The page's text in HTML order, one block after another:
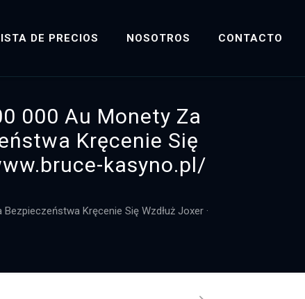
DE PRECIOS NOSOTROS CONTACTO
000 Au Monety Za
Kręcenie Się
kasyno.pl/
Kręcenie Się Wzdłuż Joxer ·